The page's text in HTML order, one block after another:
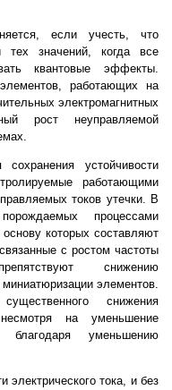
если учесть, что
тех значений, когда все
квантовые эффекты.
работающих на
электромагнитных
рост неуправляемой
устойчивости
работающими
токов утечки. В
процессами
которых составляют
с ростом частоты
снижению
элементов.
снижения
на уменьшение
благодаря уменьшению
электрического тока, и без